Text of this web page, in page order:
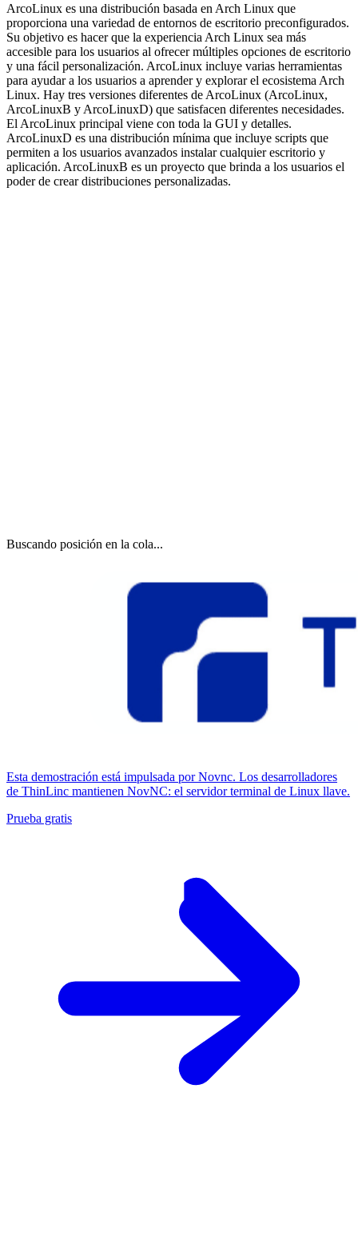
ArcoLinux es una distribución basada en Arch Linux que
proporciona una variedad de entornos de escritorio preconfigurados.
Su objetivo es hacer que la experiencia Arch Linux sea más
accesible para los usuarios al ofrecer múltiples opciones de escritorio
y una fácil personalización. ArcoLinux incluye varias herramientas
para ayudar a los usuarios a aprender y explorar el ecosistema Arch
Linux. Hay tres versiones diferentes de ArcoLinux (ArcoLinux,
ArcoLinuxB y ArcoLinuxD) que satisfacen diferentes necesidades.
El ArcoLinux principal viene con toda la GUI y detalles.
ArcoLinuxD es una distribución mínima que incluye scripts que
permiten a los usuarios avanzados instalar cualquier escritorio y
aplicación. ArcoLinuxB es un proyecto que brinda a los usuarios el
poder de crear distribuciones personalizadas.
Buscando posición en la cola...
Esta demostración está impulsada por Novnc. Los desarrolladores
de ThinLinc mantienen NovNC: el servidor terminal de Linux llave.
Prueba gratis